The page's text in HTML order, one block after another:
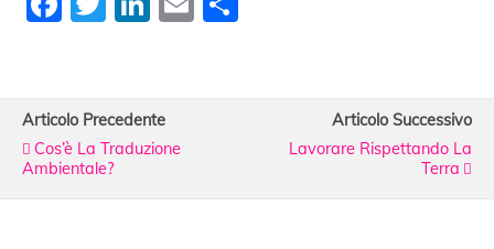
e
b
o
er e
dI
l
di
Articolo Precedente
Cos’è La Traduzione
Ambientale?
Articolo Successivo
Lavorare Rispettando La
Terra